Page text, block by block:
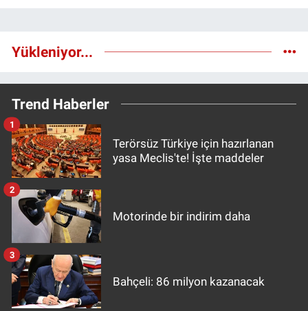
Yükleniyor...
Trend Haberler
Terörsüz Türkiye için hazırlanan
yasa Meclis'te! İşte maddeler
1
Motorinde bir indirim daha
2
Bahçeli: 86 milyon kazanacak
3